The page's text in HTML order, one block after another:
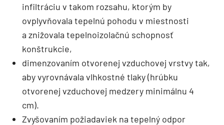
infiltráciu v takom rozsahu, ktorým by
ovplyvňovala tepelnú pohodu v miestnosti
a znižovala tepelnoizolačnú schopnosť
konštrukcie,
dimenzovaním otvorenej vzduchovej vrstvy tak,
aby vyrovnávala vlhkostné tlaky (hrúbku
otvorenej vzduchovej medzery minimálnu 4
cm).
Zvyšovaním požiadaviek na tepelný odpor